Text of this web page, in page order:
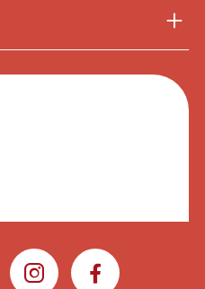
INSTAGRAMFACEBOOK